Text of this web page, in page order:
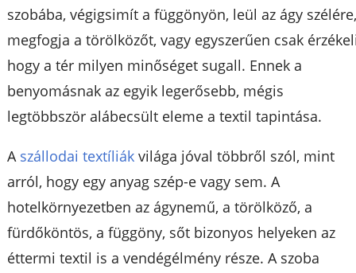
szobába, végigsimít a függönyön, leül az ágy
megfogja a törölközőt, vagy egyszerűen csak
hogy a tér milyen minőséget sugall. Ennek a
benyomásnak az egyik legerősebb, mégis
legtöbbször alábecsült eleme a textil tapintása.
A szállodai textíliák világa jóval többről szól, mint
arról, hogy egy anyag szép-e vagy sem. A
hotelkörnyezetben az ágynemű, a törölköző, a
fürdőköntös, a függöny, sőt bizonyos helyeken az
éttermi textil is a vendégélmény része. A szoba